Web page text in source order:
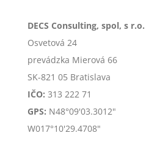
DECS Consulting, spol, s r.o.
Osvetová 24
prevádzka Mierová 66
SK-821 05 Bratislava
IČO: 313 222 71
GPS: N48°09'03.3012"
W017°10'29.4708"